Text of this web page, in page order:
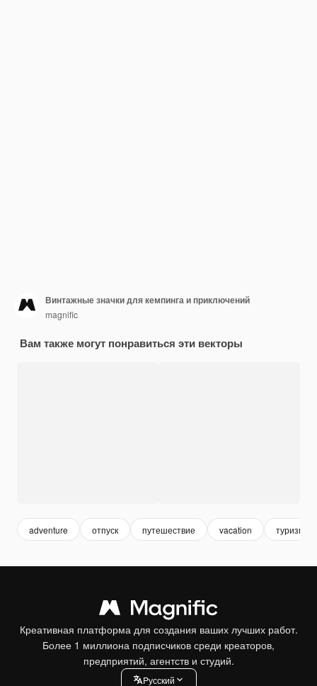
Винтажные значки для кемпинга и приключений
magnific
Вам также могут понравиться эти векторы
adventure отпуск путешествие vacation туризм
Креативная платформа для создания ваших лучших работ.
Более 1 миллиона подписчиков среди креаторов,
предприятий, агентств и студий.
Pусский